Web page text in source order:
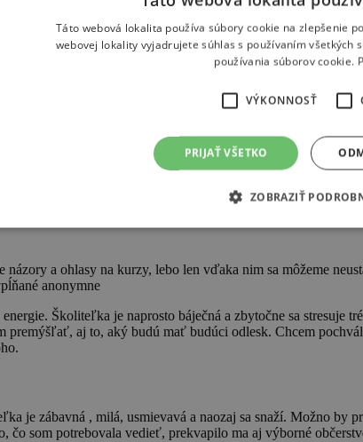
na 0907 816 947. Neváhajte nás kontaktovať s
toľko cestovať? Urobíme, čo je v našich silách, aby
názory a ohlasy na kurzy, lebo len vďaka nim sa môžeme
anonymne
Školiteľka je naprosto báječná a zbytočne sa
aj to, aký budú mať budúci odlesk. Chcem
je zábavná , milá, usmievavá a naozaj sa snaží. Možno by
čo som potrebovala vedieť, prekvapilo ma aj výborné
Táto webová lokalita používa súbory cookie na zlepšenie
webovej lokality vyjadrujete súhlas s používaním všetkých
používania súborov cookie.
VÝKONNOSŤ
PRIJAŤ VŠETKO
ZOBRAZIŤ